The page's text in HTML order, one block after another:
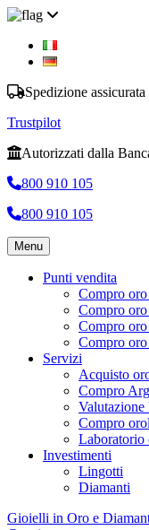
Spedizione
Trustpilot
Autorizzati dalla
800 910 105
800 910 105
Menu
Punti vendita
Compro
Compro oro
Compro
Compro
Servizi
Acquisto
Compro
Valutazione
Compro
Laboratorio
Investimenti
Lingotti
Diamanti
Gioielli in Oro e